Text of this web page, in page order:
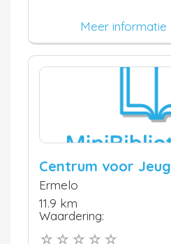
Meer informatie
Centrum voor
Ermelo
11.9 km
Waardering: